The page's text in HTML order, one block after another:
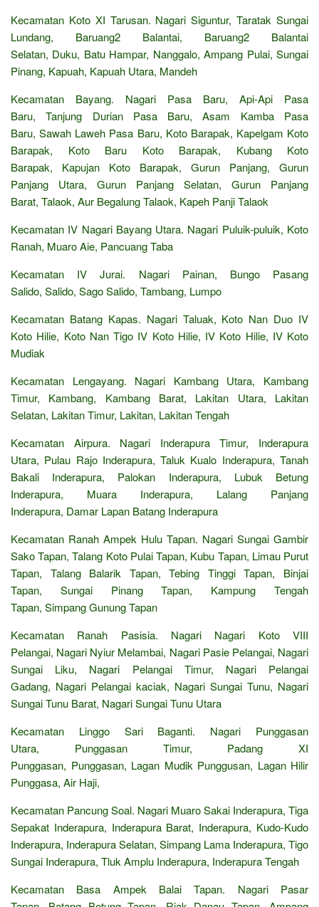
Kecamatan Koto XI Tarusan. Nagari Siguntur, Taratak Sungai
Lundang, Baruang2 Balantai, Baruang2 Balantai
Selatan, Duku, Batu Hampar, Nanggalo, Ampang Pulai, Sungai
Pinang, Kapuah, Kapuah Utara, Mandeh
Kecamatan Bayang. Nagari Pasa Baru, Api-Api Pasa
Baru, Tanjung Durian Pasa Baru, Asam Kamba Pasa
Baru, Sawah Laweh Pasa Baru, Koto Barapak, Kapelgam Koto
Barapak, Koto Baru Koto Barapak, Kubang Koto
Barapak, Kapujan Koto Barapak, Gurun Panjang, Gurun
Panjang Utara, Gurun Panjang Selatan, Gurun Panjang
Barat, Talaok, Aur Begalung Talaok, Kapeh Panji Talaok
Kecamatan IV Nagari Bayang Utara. Nagari Puluik-puluik, Koto
Ranah, Muaro Aie, Pancuang Taba
Kecamatan IV Jurai. Nagari Painan, Bungo Pasang
Salido, Salido, Sago Salido, Tambang, Lumpo
Kecamatan Batang Kapas. Nagari Taluak, Koto Nan Duo IV
Koto Hilie, Koto Nan Tigo IV Koto Hilie, IV Koto Hilie, IV Koto
Mudiak
Kecamatan Lengayang. Nagari Kambang Utara, Kambang
Timur, Kambang, Kambang Barat, Lakitan Utara, Lakitan
Selatan, Lakitan Timur, Lakitan, Lakitan Tengah
Kecamatan Airpura. Nagari Inderapura Timur, Inderapura
Utara, Pulau Rajo Inderapura, Taluk Kualo Inderapura, Tanah
Bakali Inderapura, Palokan Inderapura, Lubuk Betung
Inderapura, Muara Inderapura, Lalang Panjang
Inderapura, Damar Lapan Batang Inderapura
Kecamatan Ranah Ampek Hulu Tapan. Nagari Sungai Gambir
Sako Tapan, Talang Koto Pulai Tapan, Kubu Tapan, Limau Purut
Tapan, Talang Balarik Tapan, Tebing Tinggi Tapan, Binjai
Tapan, Sungai Pinang Tapan, Kampung Tengah
Tapan, Simpang Gunung Tapan
Kecamatan Ranah Pasisia. Nagari Nagari Koto VIII
Pelangai, Nagari Nyiur Melambai, Nagari Pasie Pelangai, Nagari
Sungai Liku, Nagari Pelangai Timur, Nagari Pelangai
Gadang, Nagari Pelangai kaciak, Nagari Sungai Tunu, Nagari
Sungai Tunu Barat, Nagari Sungai Tunu Utara
Kecamatan Linggo Sari Baganti. Nagari Punggasan
Utara, Punggasan Timur, Padang XI
Punggasan, Punggasan, Lagan Mudik Punggusan, Lagan Hilir
Punggasa, Air Haji,
Kecamatan Pancung Soal. Nagari Muaro Sakai Inderapura, Tiga
Sepakat Inderapura, Inderapura Barat, Inderapura, Kudo-Kudo
Inderapura, Inderapura Selatan, Simpang Lama Inderapura, Tigo
Sungai Inderapura, Tluk Amplu Inderapura, Inderapura Tengah
Kecamatan Basa Ampek Balai Tapan. Nagari Pasar